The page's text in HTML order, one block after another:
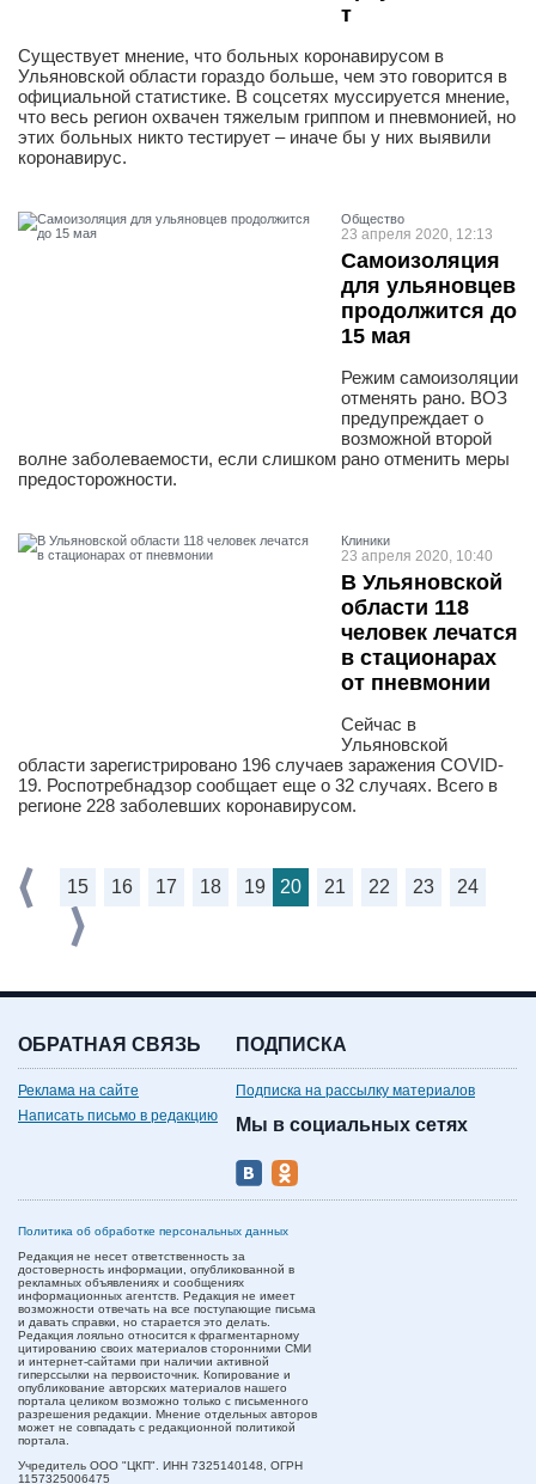
т
Существует мнение, что больных коронавирусом в
Ульяновской области гораздо больше, чем это говорится в
официальной статистике. В соцсетях муссируется мнение,
что весь регион охвачен тяжелым гриппом и пневмонией, но
этих больных никто тестирует – иначе бы у них выявили
коронавирус.
Общество
23 апреля 2020, 12:13
Самоизоляция
для ульяновцев
продолжится до
15 мая
Режим самоизоляции
отменять рано. ВОЗ
предупреждает о
возможной второй
волне заболеваемости, если слишком рано отменить меры
предосторожности.
Клиники
23 апреля 2020, 10:40
В Ульяновской
области 118
человек лечатся
в стационарах
от пневмонии
Сейчас в
Ульяновской
области зарегистрировано 196 случаев заражения COVID-
19. Роспотребнадзор сообщает еще о 32 случаях. Всего в
регионе 228 заболевших коронавирусом.
15 16 17 18 19 20 21 22 23 24
ОБРАТНАЯ СВЯЗЬ
Реклама на сайте
Написать письмо в редакцию
ПОДПИСКА
Подписка на рассылку материалов
Мы в социальных сетях
Политика об обработке персональных данных
Редакция не несет ответственность за
достоверность информации, опубликованной в
рекламных объявлениях и сообщениях
информационных агентств. Редакция не имеет
возможности отвечать на все поступающие письма
и давать справки, но старается это делать.
Редакция лояльно относится к фрагментарному
цитированию своих материалов сторонними СМИ
и интернет-сайтами при наличии активной
гиперссылки на первоисточник. Копирование и
опубликование авторских материалов нашего
портала целиком возможно только с письменного
разрешения редакции. Мнение отдельных авторов
может не совпадать с редакционной политикой
портала.
Учредитель ООО "ЦКП". ИНН 7325140148, ОГРН
1157325006475